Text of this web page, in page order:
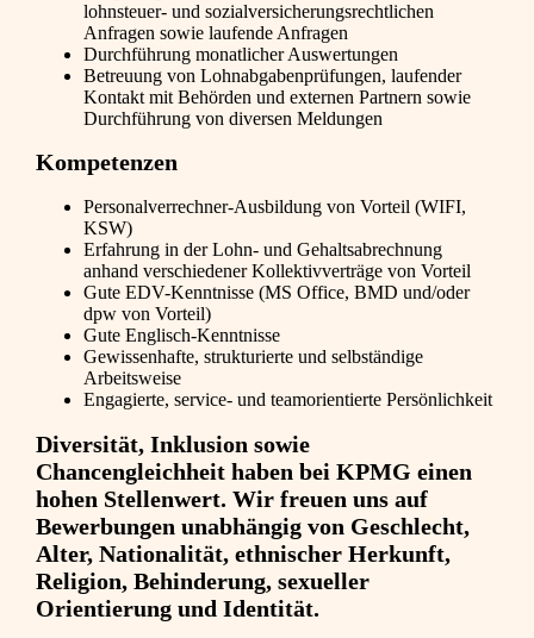
lohnsteuer- und sozialversicherungsrechtlichen
Anfragen sowie laufende Anfragen
Durchführung monatlicher Auswertungen
Betreuung von Lohnabgabenprüfungen, laufender
Kontakt mit Behörden und externen Partnern sowie
Durchführung von diversen Meldungen
Kompetenzen
Personalverrechner-Ausbildung von Vorteil (WIFI,
KSW)
Erfahrung in der Lohn- und Gehaltsabrechnung
anhand verschiedener Kollektivverträge von Vorteil
Gute EDV-Kenntnisse (MS Office, BMD und/oder
dpw von Vorteil)
Gute Englisch-Kenntnisse
Gewissenhafte, strukturierte und selbständige
Arbeitsweise
Engagierte, service- und teamorientierte Persönlichkeit
Diversität, Inklusion sowie
Chancengleichheit haben bei KPMG einen
hohen Stellenwert. Wir freuen uns auf
Bewerbungen unabhängig von Geschlecht,
Alter, Nationalität, ethnischer Herkunft,
Religion, Behinderung, sexueller
Orientierung und Identität.